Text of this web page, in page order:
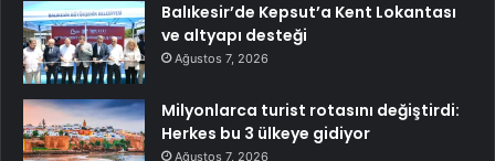
Balıkesir’de Kepsut’a Kent Lokantası
ve altyapı desteği
Ağustos 7, 2026
Milyonlarca turist rotasını değiştirdi:
Herkes bu 3 ülkeye gidiyor
Ağustos 7, 2026